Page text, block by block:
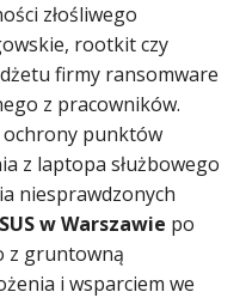
złośliwego
rootkit czy
firmy ransomware
z pracowników.
punktów
z laptopa służbowego
niesprawdzonych
w Warszawie po
z gruntowną
i wsparciem we